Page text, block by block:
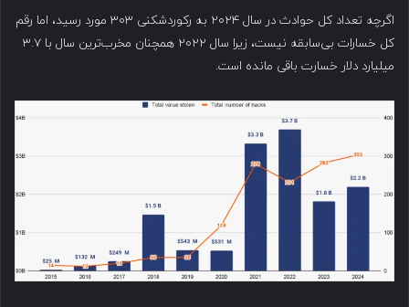
اگرچه تعداد کل حوادث در سال ۲۰۲۴ به رکوردشکنی ۳۰۳ مورد رسید، اما رقم
کل خسارات بی‌سابقه نیست، زیرا سال ۲۰۲۲ همچنان مخرب‌ترین سال با ۳.۷
میلیارد دلار خسارت باقی مانده است.